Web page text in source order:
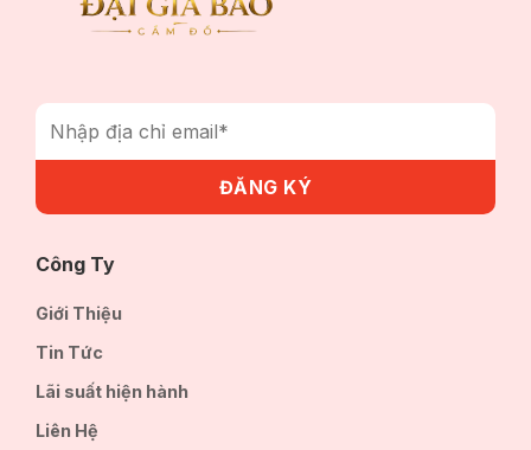
Công Ty
Giới Thiệu
Tin Tức
Lãi suất hiện hành
Liên Hệ